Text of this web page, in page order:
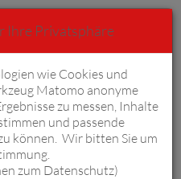
Warenkorb 0
Ihre Privatsphäre
wie Cookies und
Matomo anonyme
zu messen, Inhalte
und passende
können. Wir bitten Sie um
zum Datenschutz)